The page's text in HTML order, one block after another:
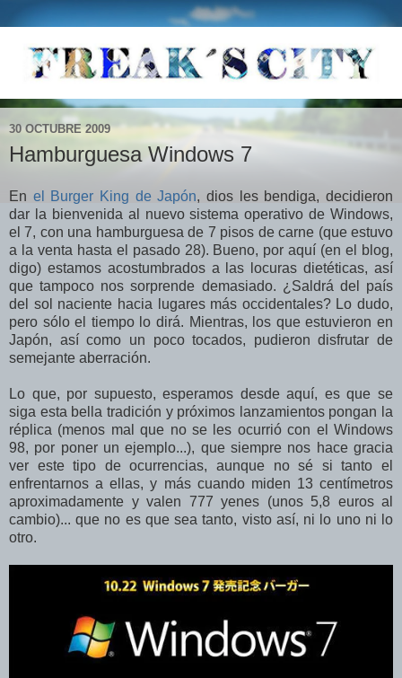
30 OCTUBRE 2009
Hamburguesa Windows 7
En el Burger King de Japón, dios les bendiga, decidieron
dar la bienvenida al nuevo sistema operativo de Windows,
el 7, con una hamburguesa de 7 pisos de carne (que estuvo
a la venta hasta el pasado 28). Bueno, por aquí (en el blog,
digo) estamos acostumbrados a las locuras dietéticas, así
que tampoco nos sorprende demasiado. ¿Saldrá del país
del sol naciente hacia lugares más occidentales? Lo dudo,
pero sólo el tiempo lo dirá. Mientras, los que estuvieron en
Japón, así como un poco tocados, pudieron disfrutar de
semejante aberración.
Lo que, por supuesto, esperamos desde aquí, es que se
siga esta bella tradición y próximos lanzamientos pongan la
réplica (menos mal que no se les ocurrió con el Windows
98, por poner un ejemplo...), que siempre nos hace gracia
ver este tipo de ocurrencias, aunque no sé si tanto el
enfrentarnos a ellas, y más cuando miden 13 centímetros
aproximadamente y valen 777 yenes (unos 5,8 euros al
cambio)... que no es que sea tanto, visto así, ni lo uno ni lo
otro.